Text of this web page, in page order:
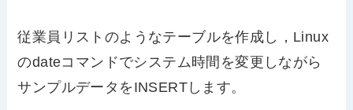
従業員リストのようなテーブルを作成し，Linux
のdateコマンドでシステム時間を変更しながら
サンプルデータをINSERTします。